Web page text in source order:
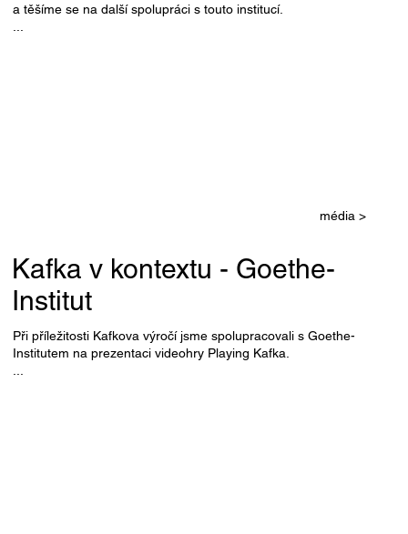
a těšíme se na další spolupráci s touto institucí.
...
média >
Při příležitosti Kafkova výročí jsme spolupracovali s Goethe-
Institutem na prezentaci videohry Playing Kafka.
Kafka v kontextu - Goethe-
Institut
...